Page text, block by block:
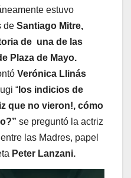
estuvo
de Santiago Mitre,
de una de las
Plaza de Mayo.
Verónica Llinás
“ los indicios de
que no vieron!, cómo
se preguntó la actriz
las Madres, papel
Peter Lanzani.